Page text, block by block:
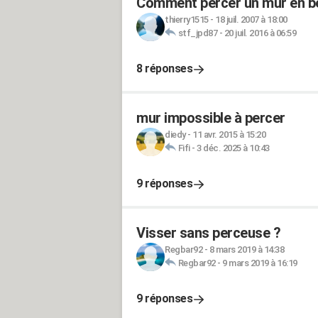
thierry1515- 18 juil. 2007 à 18:00
stf_jpd87- 20 juil. 2016 à 06:59
8 réponses
mur impossible à percer
diedy- 11 avr. 2015 à 15:20
Fifi- 3 déc. 2025 à 10:43
9 réponses
Visser sans perceuse ?
Regbar92- 8 mars 2019 à 14:38
Regbar92- 9 mars 2019 à 16:19
9 réponses